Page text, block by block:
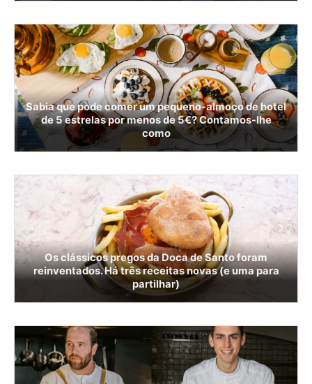
Sabia que pode comer um pequeno-almoço de hotel
de 5 estrelas por menos de 5€? Contamos-lhe
como
Os clássicos pregos da Doca de Santo foram
reinventados. Há três receitas novas (e uma para
partilhar)